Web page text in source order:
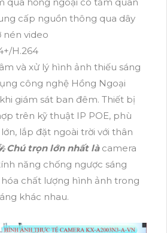
qua hồng ngoại có tầm quan
cấp nguồn thông qua dây
nén video
H.264
và xử lý hình ảnh thiếu sáng
công nghệ Hồng Ngoại
giám sát ban đêm. Thiết bị
trên kỹ thuật IP POE, phù
lắp đặt ngoài trời với thân
Chú trọn lớn nhất là camera
năng chống ngược sáng
chất lượng hình ảnh trong
khác nhau.